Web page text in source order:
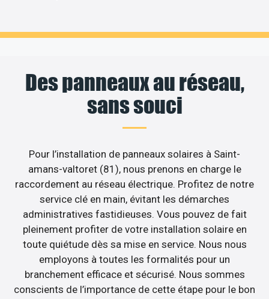
Des panneaux au réseau,
sans souci
Pour l’installation de panneaux solaires à Saint-
amans-valtoret (81), nous prenons en charge le
raccordement au réseau électrique. Profitez de notre
service clé en main, évitant les démarches
administratives fastidieuses. Vous pouvez de fait
pleinement profiter de votre installation solaire en
toute quiétude dès sa mise en service. Nous nous
employons à toutes les formalités pour un
branchement efficace et sécurisé. Nous sommes
conscients de l’importance de cette étape pour le bon